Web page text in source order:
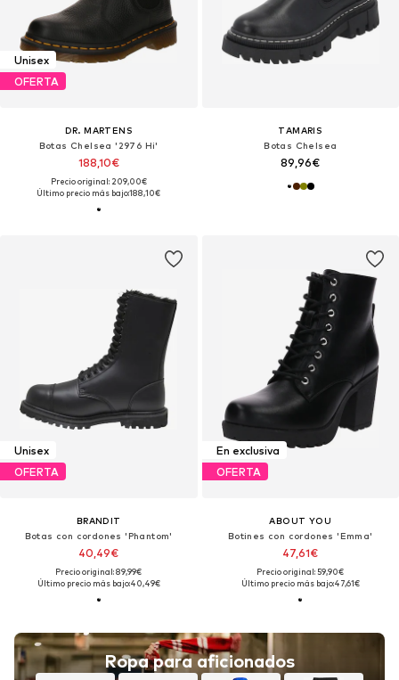
Unisex
OFERTA
DR. MARTENS
Botas Chelsea '2976 Hi'
188,10€
Precio original: 209,00€
Último precio más bajo:188,10€
TAMARIS
Botas Chelsea
89,96€
Unisex
OFERTA
BRANDIT
Botas con cordones 'Phantom'
40,49€
Precio original: 89,99€
Último precio más bajo:40,49€
Ropa para aficionados
En exclusiva
OFERTA
ABOUT YOU
Botines con cordones 'Emma'
47,61€
Precio original: 59,90€
Último precio más bajo:47,61€